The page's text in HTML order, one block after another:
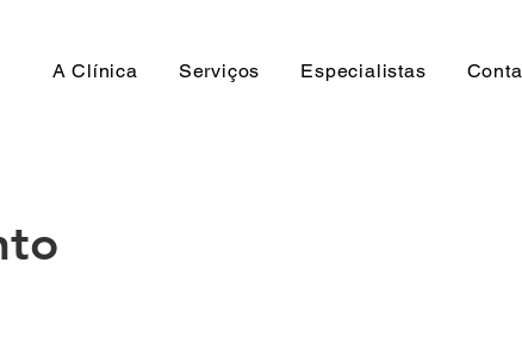
A Clínica Serviços Especialistas